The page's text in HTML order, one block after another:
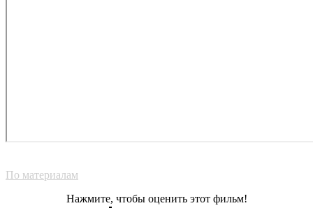
По материалам
Нажмите, чтобы оценить этот фильм!